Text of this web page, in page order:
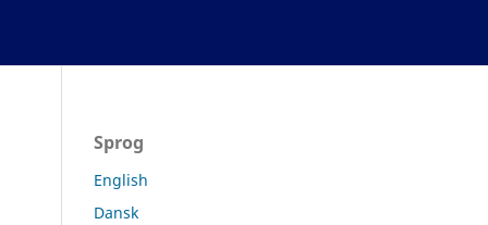
Sprog
English
Dansk